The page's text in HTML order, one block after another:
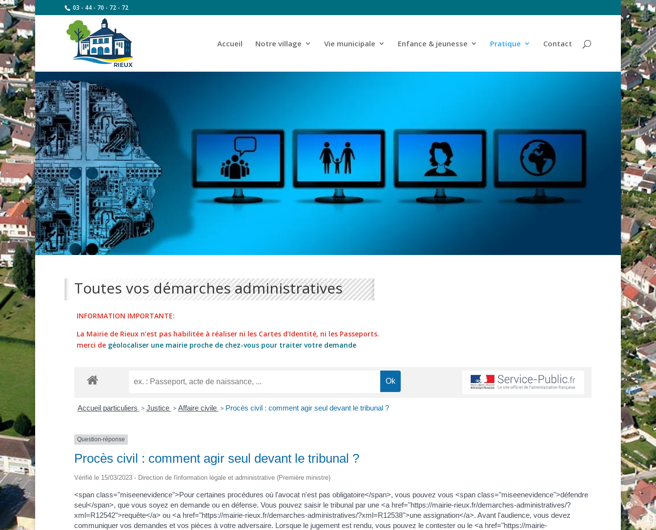
03 - 44 - 70 - 72 - 72
Accueil Notre village Vie municipale Enfance & jeunesse Pratique Contact
Toutes vos démarches administratives
INFORMATION IMPORTANTE:
La Mairie de Rieux n’est pas habilitée à réaliser ni les Cartes d’Identité, ni les Passeports.
merci de géolocaliser une mairie proche de chez-vous pour traiter votre demande
Accueil particuliers > Justice > Affaire civile > Procès civil : comment agir seul devant le tribunal ?
Question-réponse
Procès civil : comment agir seul devant le tribunal ?
Vérifié le 15/03/2023 - Direction de l'information légale et administrative (Première ministre)
<span class="miseenevidence">Pour certaines procédures où l'avocat n'est pas obligatoire</span>, vous pouvez vous <span class="miseenevidence">défendre
seul</span>, que vous soyez en demande ou en défense. Vous pouvez saisir le tribunal par une <a href="https://mairie-rieux.fr/demarches-administratives/?
xml=R12542">requête</a> ou <a href="https://mairie-rieux.fr/demarches-administratives/?xml=R12538">une assignation</a>. Avant l'audience, vous devez
communiquer vos demandes et vos pièces à votre adversaire. Lorsque le jugement est rendu, vous pouvez le contester ou le <a href="https://mairie-